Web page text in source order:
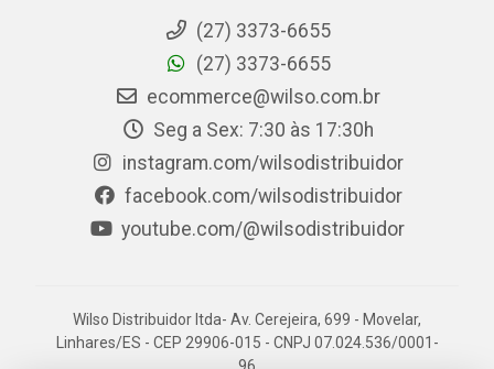
(27) 3373-6655
(27) 3373-6655
ecommerce@wilso.com.br
Seg a Sex: 7:30 às 17:30h
instagram.com/wilsodistribuidor
facebook.com/wilsodistribuidor
youtube.com/@wilsodistribuidor
Wilso Distribuidor ltda- Av. Cerejeira, 699 - Movelar,
Linhares/ES - CEP 29906-015 - CNPJ 07.024.536/0001-